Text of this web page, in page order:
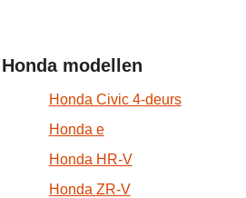
modellen
Honda Civic 4-deurs
Honda e
Honda HR-V
Honda ZR-V